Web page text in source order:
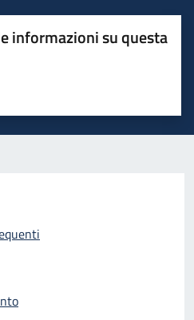
informazioni su questa
su 5
5